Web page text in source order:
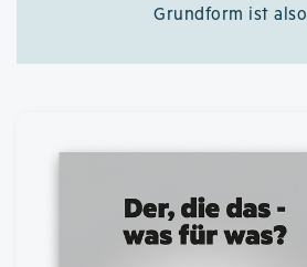
Grundform ist also